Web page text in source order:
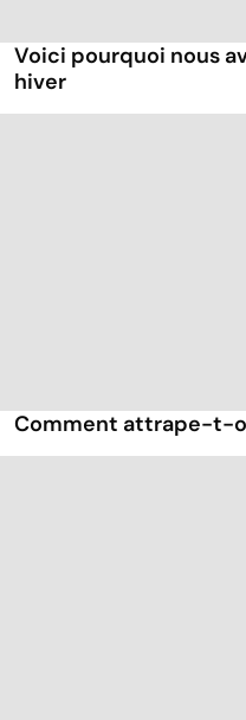
Voici pourquoi nous
hiver
Comment attrape-t-